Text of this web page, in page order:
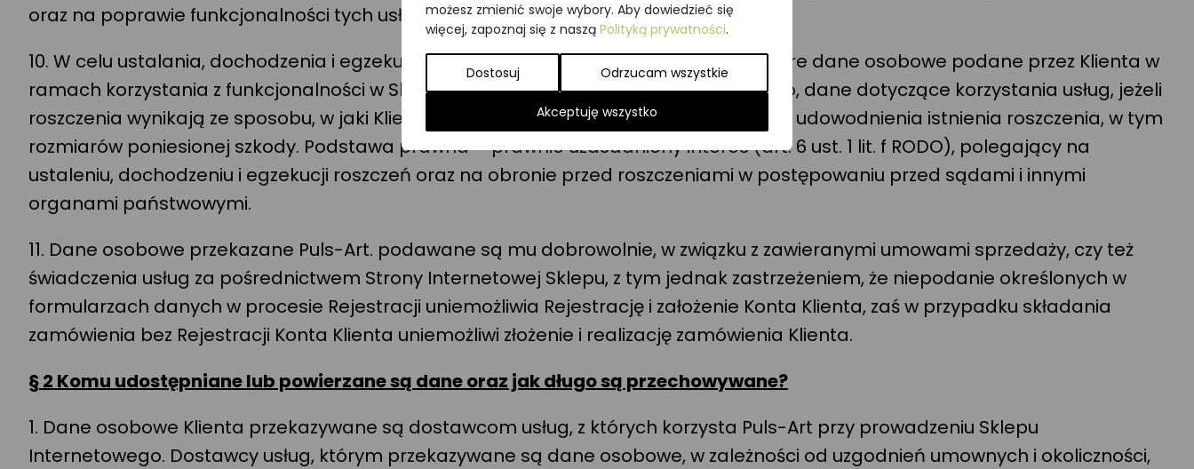
możesz zmienić swoje wybory. Aby dowiedzieć się
więcej, zapoznaj się z naszą Polityką prywatności.
Dostosuj Odrzucam wszystkie
Akceptuję wszystko
oraz na poprawie funkcjonalności tych usług.
10. W celu ustalania, dochodzenia i egzekucji roszczeń mogą być przetwarzane niektóre dane osobowe podane przez Klienta w
ramach korzystania z funkcjonalności w Sklepie Internetowym takie jak: imię, nazwisko, dane dotyczące korzystania usług, jeżeli
roszczenia wynikają ze sposobu, w jaki Klient korzysta z usług, inne dane niezbędne do udowodnienia istnienia roszczenia, w tym
rozmiarów poniesionej szkody. Podstawa prawna – prawnie uzasadniony interes (art. 6 ust. 1 lit. f RODO), polegający na
ustaleniu, dochodzeniu i egzekucji roszczeń oraz na obronie przed roszczeniami w postępowaniu przed sądami i innymi
organami państwowymi.
11. Dane osobowe przekazane Puls-Art. podawane są mu dobrowolnie, w związku z zawieranymi umowami sprzedaży, czy też
świadczenia usług za pośrednictwem Strony Internetowej Sklepu, z tym jednak zastrzeżeniem, że niepodanie określonych w
formularzach danych w procesie Rejestracji uniemożliwia Rejestrację i założenie Konta Klienta, zaś w przypadku składania
zamówienia bez Rejestracji Konta Klienta uniemożliwi złożenie i realizację zamówienia Klienta.
§ 2 Komu udostępniane lub powierzane są dane oraz jak długo są przechowywane?
1. Dane osobowe Klienta przekazywane są dostawcom usług, z których korzysta Puls-Art przy prowadzeniu Sklepu
Internetowego. Dostawcy usług, którym przekazywane są dane osobowe, w zależności od uzgodnień umownych i okoliczności,